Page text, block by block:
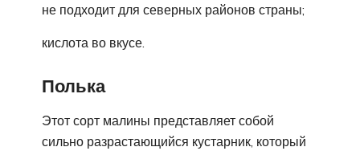
не подходит для северных районов страны;
кислота во вкусе.
Полька
Этот сорт малины представляет собой
сильно разрастающийся кустарник, который